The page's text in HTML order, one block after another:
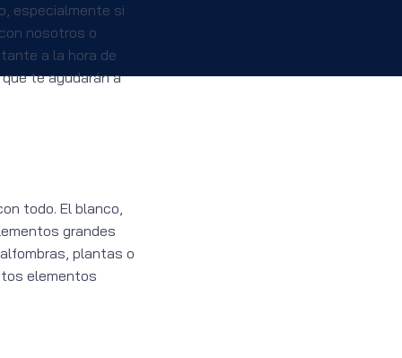
especialmente si
nosotros o
a la hora de
te ayudarán a
todo. El blanco,
grandes
plantas o
elementos